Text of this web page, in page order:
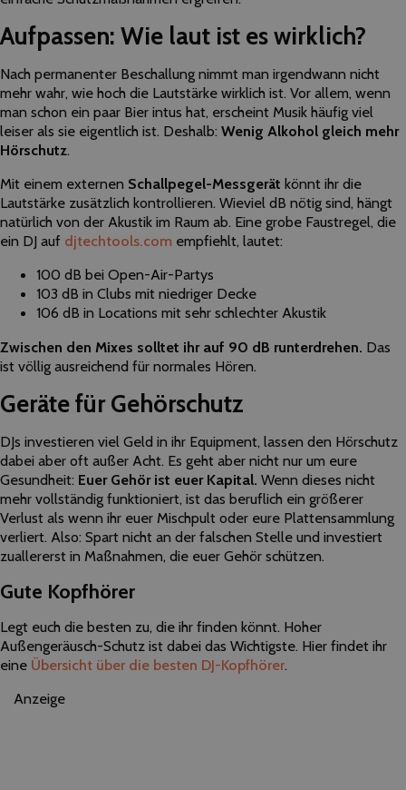
Aufpassen: Wie laut ist es wirklich?
Nach permanenter Beschallung nimmt man irgendwann nicht
mehr wahr, wie hoch die Lautstärke wirklich ist. Vor allem, wenn
man schon ein paar Bier intus hat, erscheint Musik häufig viel
leiser als sie eigentlich ist. Deshalb: Wenig Alkohol gleich mehr
Hörschutz.
Mit einem externen Schallpegel-Messgerät könnt ihr die
Lautstärke zusätzlich kontrollieren. Wieviel dB nötig sind, hängt
natürlich von der Akustik im Raum ab. Eine grobe Faustregel, die
ein DJ auf djtechtools.com empfiehlt, lautet:
100 dB bei Open-Air-Partys
103 dB in Clubs mit niedriger Decke
106 dB in Locations mit sehr schlechter Akustik
Zwischen den Mixes solltet ihr auf 90 dB runterdrehen. Das
ist völlig ausreichend für normales Hören.
Geräte für Gehörschutz
DJs investieren viel Geld in ihr Equipment, lassen den Hörschutz
dabei aber oft außer Acht. Es geht aber nicht nur um eure
Gesundheit: Euer Gehör ist euer Kapital. Wenn dieses nicht
mehr vollständig funktioniert, ist das beruflich ein größerer
Verlust als wenn ihr euer Mischpult oder eure Plattensammlung
verliert. Also: Spart nicht an der falschen Stelle und investiert
zuallererst in Maßnahmen, die euer Gehör schützen.
Gute Kopfhörer
Legt euch die besten zu, die ihr finden könnt. Hoher
Außengeräusch-Schutz ist dabei das Wichtigste. Hier findet ihr
eine Übersicht über die besten DJ-Kopfhörer.
Anzeige